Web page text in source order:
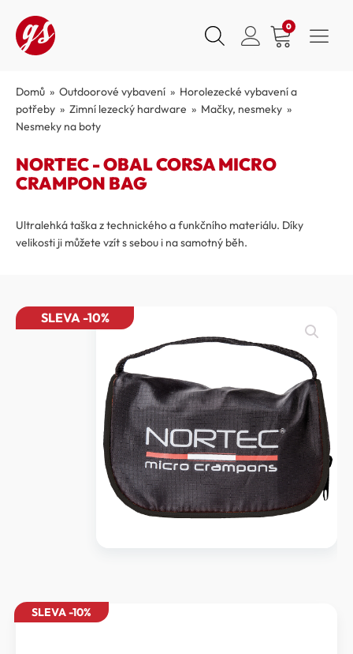
0
Domů » Outdoorové vybavení » Horolezecké vybavení a
potřeby » Zimní lezecký hardware » Mačky, nesmeky »
Nesmeky na boty
NORTEC - OBAL CORSA MICRO
CRAMPON BAG
Ultralehká taška z technického a funkčního materiálu. Díky
velikosti ji můžete vzít s sebou i na samotný běh.
SLEVA -10%
SLEVA -10%